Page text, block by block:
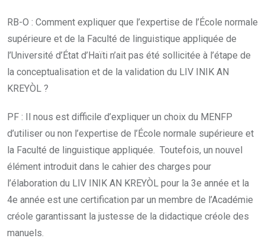
RB-O : Comment expliquer que l’expertise de l’École normale
supérieure et de la Faculté de linguistique appliquée de
l’Université d’État d’Haïti n’ait pas été sollicitée à l’étape de
la conceptualisation et de la validation du LIV INIK AN
KREYÒL ?
PF : Il nous est difficile d’expliquer un choix du MENFP
d’utiliser ou non l’expertise de l’École normale supérieure et
la Faculté de linguistique appliquée. Toutefois, un nouvel
élément introduit dans le cahier des charges pour
l’élaboration du LIV INIK AN KREYÒL pour la 3e année et la
4e année est une certification par un membre de l’Académie
créole garantissant la justesse de la didactique créole des
manuels.